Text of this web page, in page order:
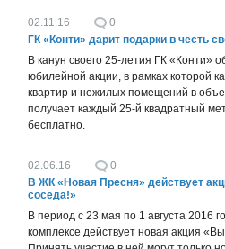
02.11.16
0
ГК «Конти» дарит подарки в честь
В канун своего 25-летия ГК «Конти»
юбилейной акции, в рамках которой
квартир и нежилых помещений в
получает каждый 25-й квадратный
бесплатно.
02.06.16
0
В ЖК «Новая Пресня» действует
соседа!»
В период с 23 мая по 1 августа 2016
комплексе действует новая акция